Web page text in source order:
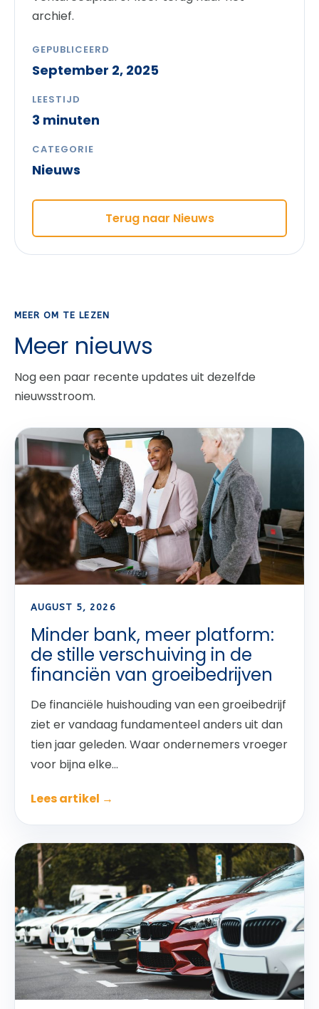
archief.
GEPUBLICEERD
September 2, 2025
LEESTIJD
3 minuten
CATEGORIE
Nieuws
Terug naar Nieuws
MEER OM TE LEZEN
Meer nieuws
Nog een paar recente updates uit dezelfde
nieuwsstroom.
AUGUST 5, 2026
Minder bank, meer platform:
de stille verschuiving in de
financiën van groeibedrijven
De financiële huishouding van een groeibedrijf
ziet er vandaag fundamenteel anders uit dan
tien jaar geleden. Waar ondernemers vroeger
voor bijna elke...
Lees artikel →